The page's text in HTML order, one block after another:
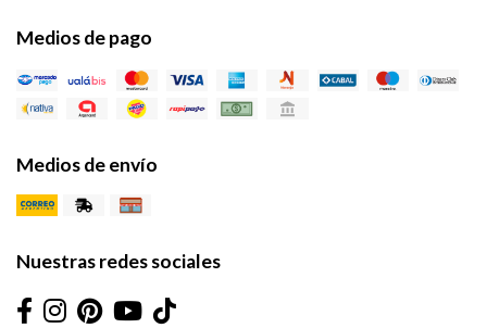
Medios de pago
Medios de envío
Nuestras redes sociales